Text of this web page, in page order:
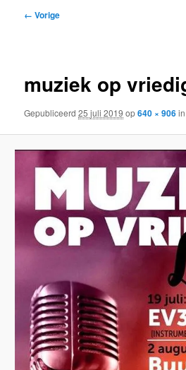
Afbeeldingsnavigatie
← Vorige
muziek op
Gepubliceerd25 juli 2019 op640 × 906